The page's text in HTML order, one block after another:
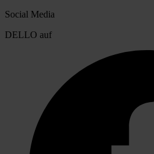
Social Media
DELLO auf